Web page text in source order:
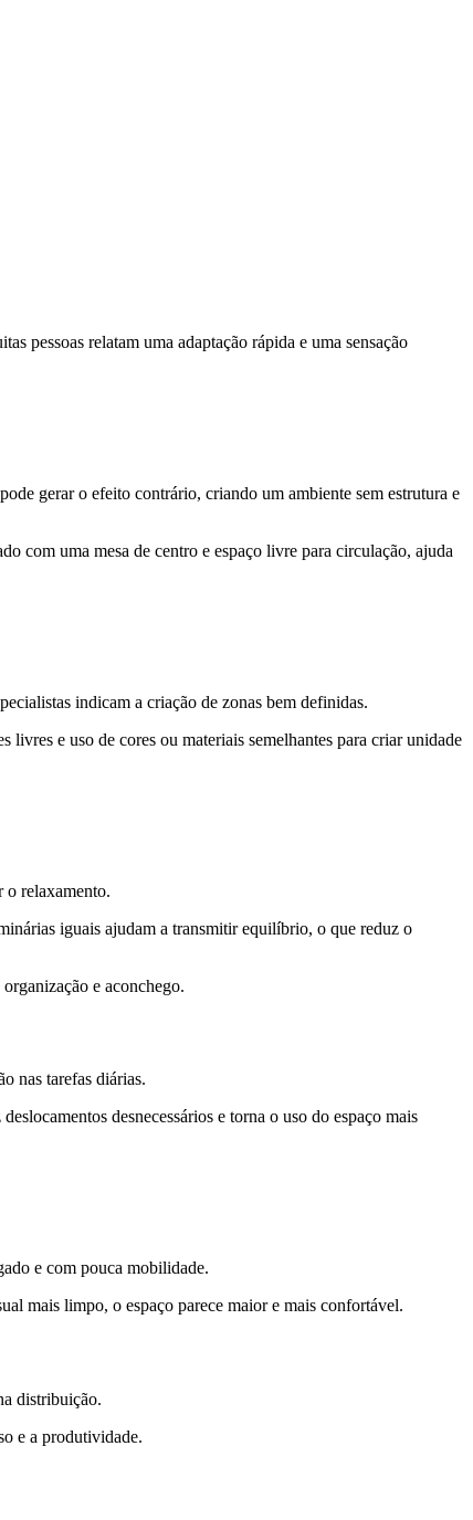
pessoas relatam uma adaptação rápida e uma sensação
gerar o efeito contrário, criando um ambiente sem estrutura e
com uma mesa de centro e espaço livre para circulação, ajuda
indicam a criação de zonas bem definidas.
e uso de cores ou materiais semelhantes para criar unidade
o relaxamento.
iguais ajudam a transmitir equilíbrio, o que reduz o
e aconchego.
nas tarefas diárias.
desnecessários e torna o uso do espaço mais
e com pouca mobilidade.
mais limpo, o espaço parece maior e mais confortável.
distribuição.
e a produtividade.